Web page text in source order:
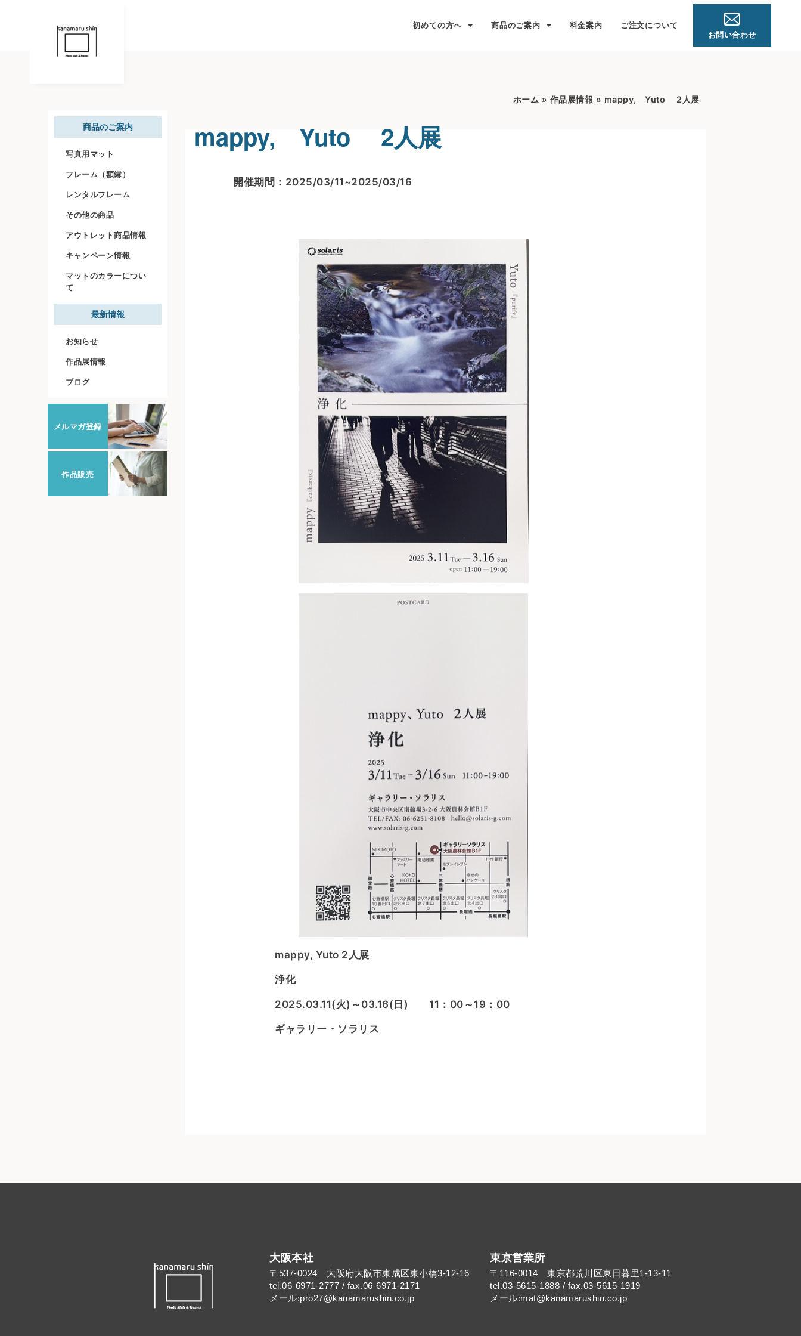
初めての方へ 商品のご案内 料金案内
ご注文について
お問い合わせ
商品のご案内
写真用マット
フレーム（額縁）
レンタルフレーム
その他の商品
アウトレット商品情報
キャンペーン情報
マットのカラーについ
て
最新情報
お知らせ
作品展情報
ブログ
メルマガ登録
作品販売
ホーム » 作品展情報 » mappy, Yuto 2人展
mappy, Yuto 2人展
開催期間：2025/03/11~2025/03/16
mappy, Yuto 2人展
浄化
2025.03.11(火)～03.16(日) 11：00～19：00
ギャラリー・ソラリス
大阪本社
〒537-0024 大阪府大阪市東成区東小橋3-12-16
tel.06-6971-2777 / fax.06-6971-2171
メール:pro27@kanamarushin.co.jp​
東京営業所
〒116-0014 東京都荒川区東日暮里1-13-11
tel.03-5615-1888 / fax.03-5615-1919
メール:mat@kanamarushin.co.jp